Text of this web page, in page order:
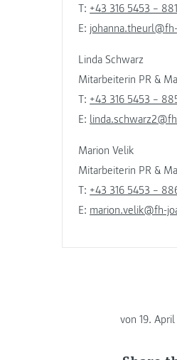
T: +43 316 5453 –
E:
Linda Schwarz
Mitarbeiterin PR &
T: +43 316 5453 –
E:
Marion Velik
Mitarbeiterin PR &
T: +43 316 5453 –
E: marion.velik@fh-
von 19.